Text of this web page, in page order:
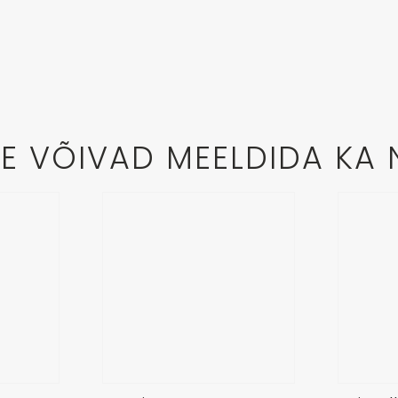
VÕIVAD MEELDIDA KA